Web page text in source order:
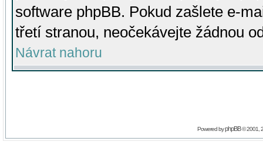
software phpBB. Pokud zašlete e-
třetí stranou, neočekávejte žádnou
Návrat nahoru
Powered byphpBB© 2001,